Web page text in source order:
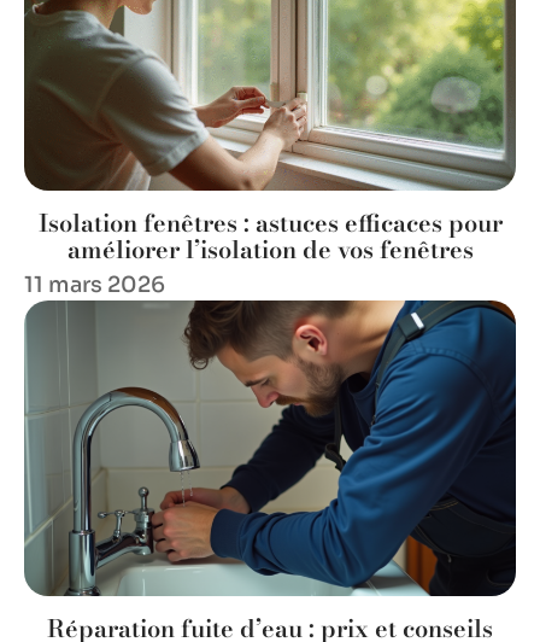
Isolation fenêtres : astuces efficaces pour
améliorer l’isolation de vos fenêtres
11 mars 2026
Réparation fuite d’eau : prix et conseils